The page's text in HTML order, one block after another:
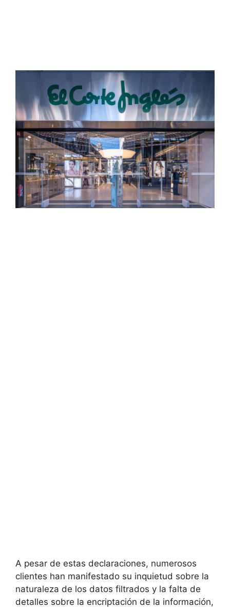
A pesar de estas declaraciones, numerosos
clientes han manifestado su inquietud sobre la
naturaleza de los datos filtrados y la falta de
detalles sobre la encriptación de la información,